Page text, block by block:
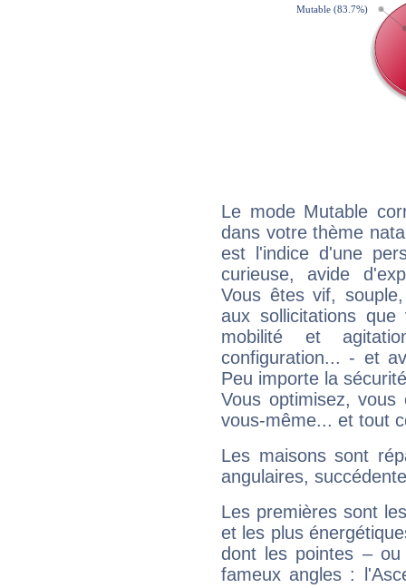
Le mode Mutable
dans votre thème
est l'indice d'une
curieuse, avide
Vous êtes vif,
aux sollicitations
mobilité et
configuration... - et
Peu importe la
Vous optimisez, vous
vous-même... et tout
Les maisons sont
angulaires,
Les premières sont
et les plus
dont les pointes –
fameux angles :